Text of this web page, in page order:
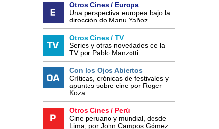
Otros Cines / Europa
Una perspectiva europea bajo la
dirección de Manu Yañez
Otros Cines / TV
Series y otras novedades de la
TV por Pablo Manzotti
Con los Ojos Abiertos
Críticas, crónicas de festivales y
apuntes sobre cine por Roger
Koza
Otros Cines / Perú
Cine peruano y mundial, desde
Lima, por John Campos Gómez